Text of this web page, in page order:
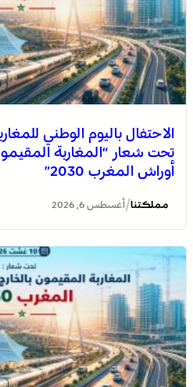
الاحتفال باليوم الوطني
تحت شعار “المغاربة
أوراش المغرب 2030”
مملكتنا/ أغسطس 6, 2026
موجة حر وزخات رعدية مع تساقط
اليوم الخميس إلى السبت بعدد
إنذارية)